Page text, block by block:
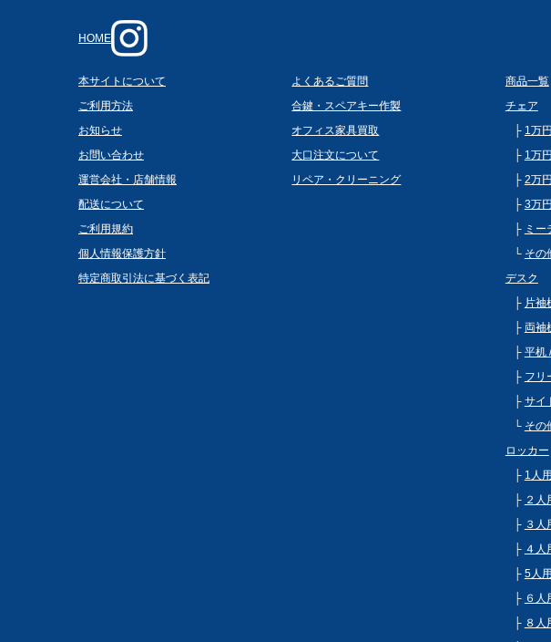
HOME
本サイトについて
ご利用方法
お知らせ
お問い合わせ
運営会社・店舗情報
配送について
ご利用規約
個人情報保護方針
特定商取引法に基づく表記
よくあるご質問
合鍵・スペアキー作製
オフィス家具買取
大口注文について
リペア・クリーニング
商品一覧
チェア
1万
1万
2万
3万
ミー
その
デスク
片袖
両袖
平机
フリ
サイ
その
ロッカー
1人用
２人
３人
４人
5人用
６人
８人